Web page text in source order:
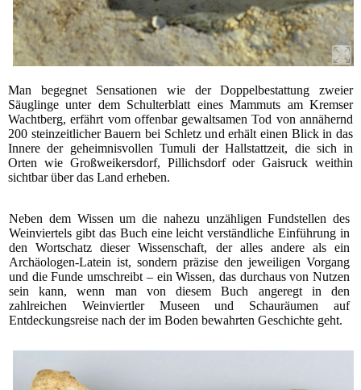
Man begegnet Sensationen wie der Doppelbestattung zweier
Säuglinge unter dem Schulterblatt eines Mammuts am Kremser
Wachtberg, erfährt vom offenbar gewaltsamen Tod von annähernd
200 steinzeitlicher Bauern bei Schletz und erhält einen Blick in das
Innere der geheimnisvollen Tumuli der Hallstattzeit, die sich in
Orten wie Großweikersdorf, Pillichsdorf oder Gaisruck weithin
sichtbar über das Land erheben.
Neben dem Wissen um die nahezu unzähligen Fundstellen des
Weinviertels gibt das Buch eine leicht verständliche Einführung in
den Wortschatz dieser Wissenschaft, der alles andere als ein
Archäologen-Latein ist, sondern präzise den jeweiligen Vorgang
und die Funde umschreibt – ein Wissen, das durchaus von Nutzen
sein kann, wenn man von diesem Buch angeregt in den
zahlreichen Weinviertler Museen und Schauräumen auf
Entdeckungsreise nach der im Boden bewahrten Geschichte geht.